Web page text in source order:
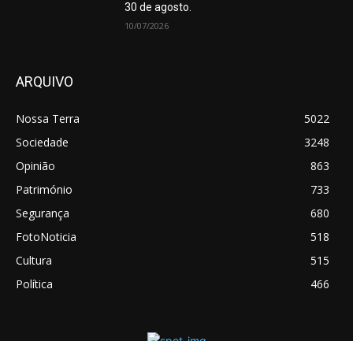
30 de agosto.
10/07/2026
ARQUIVO
Nossa Terra
5022
Sociedade
3248
Opinião
863
Património
733
Segurança
680
FotoNoticia
518
Cultura
515
Política
466